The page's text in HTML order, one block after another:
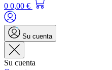
0 0,00 €
Su cuenta
Su cuenta